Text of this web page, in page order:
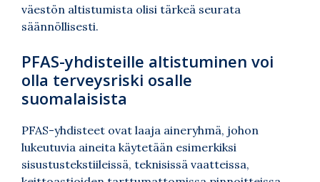
väestön altistumista olisi tärkeä seurata
säännöllisesti.
PFAS-yhdisteille altistuminen voi
olla terveysriski osalle
suomalaisista
PFAS-yhdisteet ovat laaja aineryhmä, johon
lukeutuvia aineita käytetään esimerkiksi
sisustustekstiileissä, teknisissä vaatteissa,